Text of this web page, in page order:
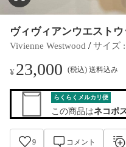
ヴィヴィアンウエス
Vivienne Westwood / サイズ :
¥23,000 (税込) 送料込み
らくらくメルカリ便
この商品はネコポ
9 コメント